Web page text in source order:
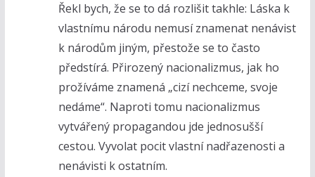
Řekl bych, že se to dá rozlišit takhle: Láska k
vlastnímu národu nemusí znamenat nenávist
k národům jiným, přestože se to často
předstírá. Přirozený nacionalizmus, jak ho
prožíváme znamená „cizí nechceme, svoje
nedáme“. Naproti tomu nacionalizmus
vytvářený propagandou jde jednosušší
cestou. Vyvolat pocit vlastní nadřazenosti a
nenávisti k ostatním.